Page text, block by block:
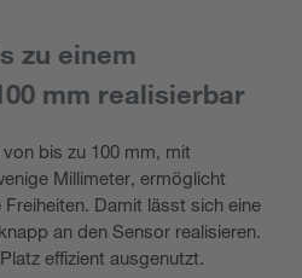
zu einem
mm realisierbar
bis zu 100 mm, mit
Millimeter, ermöglicht
Damit lässt sich eine
an den Sensor realisieren.
effizient ausgenutzt.